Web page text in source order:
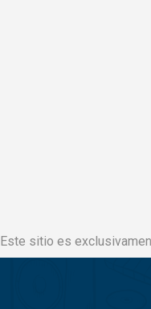
Este sitio es